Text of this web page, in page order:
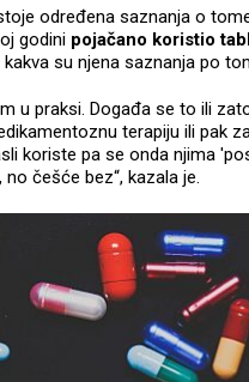
određena saznanja o
godini pojačano koristio
su njena saznanja po
u praksi. Događa se to ili
terapiju ili pak
koriste pa se onda njima
češće bez“, kazala je.